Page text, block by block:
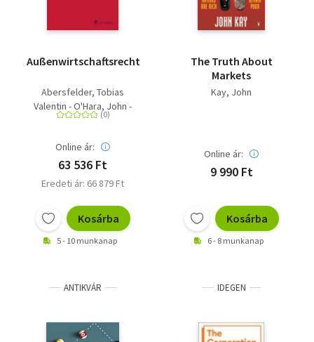
Außenwirtschaftsrecht
Abersfelder, Tobias
Valentin - O'Hara, John -
Pelz, Christian - Raschauer,
Sattler, Sven - Schäffer,
Johannes - Schrey,
Joachim - Schwab, Manuel
- Stockburger-Sinner, Katja
- Stricker, Martin - Alberda,
Regan K. - Thess,
Sebastian - Vogt, Martin -
Werder, Eva - Ziervogel,
John - Frey, Brian D. -
Peter
Online ár:
63 536 Ft
Eredeti ár: 66 879 Ft
Kosárba
5 - 10 munkanap
The Truth About
Markets
Kay, John
Online ár:
9 990 Ft
Kosárba
6 - 8 munkanap
ANTIKVÁR IDEGEN